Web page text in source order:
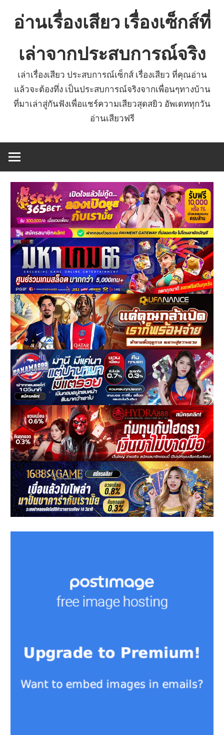
อ่านเรื่องเสียว เรื่องเซ็กส์ที่
เล่าจากประสบการณ์จริง
เล่าเรื่องเสียว ประสบการณ์เซ็กส์ เรื่องเสียว ที่คุณอ่าน
แล้วจะต้องทึ่ง เป็นประสบการณ์จริงจากเพื่อนๆทางบ้าน
ที่มาเล่าสู่กันฟังเพื่อแชร์ความเสียวสุดสยิว อัพเดททุกวัน
อ่านเสียวฟรี